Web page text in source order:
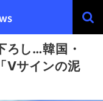
ろし…韓国・
Vサインの泥